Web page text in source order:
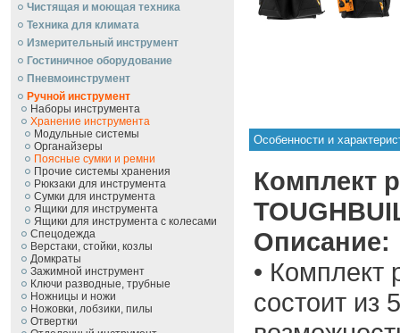
Чистящая и моющая техника
Техника для климата
Измерительный инструмент
Гостиничное оборудование
Пневмоинструмент
Ручной инcтрумент
Наборы инструмента
Хранение инструмента
Модульные системы
Органайзеры
Поясные сумки и ремни
Прочие системы хранения
Рюкзаки для инструмента
Сумки для инструмента
Ящики для инструмента
Ящики для инструмента с колесами
Спецодежда
Верстаки, стойки, козлы
Домкраты
Зажимной инструмент
Ключи разводные, трубные
Ножницы и ножи
Ножовки, лобзики, пилы
Отвертки
Особенности и
Комплект
Описание:
• Комплект
состоит из